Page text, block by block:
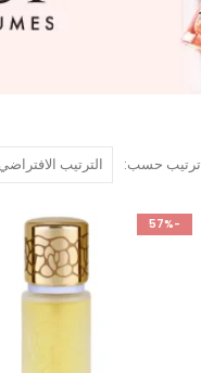
ترتيب حسب:
-57%